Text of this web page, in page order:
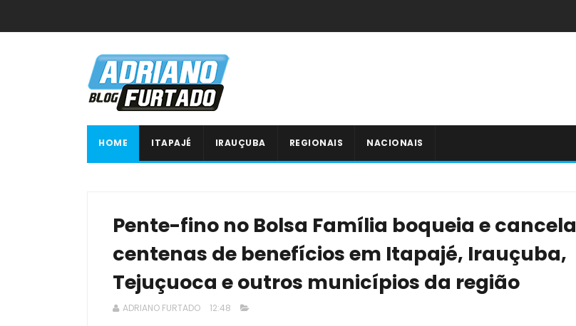
HOME ITAPAJÉ IRAUÇUBA REGIONAIS NACIONAIS
Pente-fino no Bolsa Família boqueia e cancela
centenas de benefícios em Itapajé, Irauçuba,
Tejuçuoca e outros municípios da região
ADRIANO FURTADO 12:48